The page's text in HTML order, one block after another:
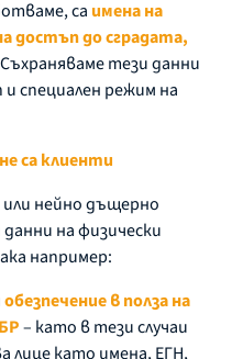
са имена на
достъп до сградата,
Съхраняваме тези данни
специален режим на
са клиенти
или нейно дъщерно
на физически
например:
обезпечение в полза на
– като в тези случаи
лице като имена, ЕГН,